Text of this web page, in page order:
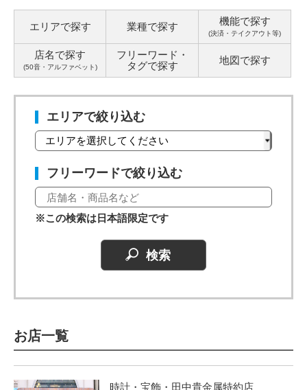
エリアで探す 業種で探す 機能で探す
(決済・テイクアウト等)
店名で探す
(50音・アルファベット)
フリーワード・
タグで探す 地図で探す
エリアで絞り込む
フリーワードで絞り込む
※この検索は日本語限定です
お店一覧
時計・宝飾・田中貴金属特約店